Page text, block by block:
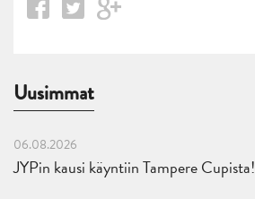
Uusimmat
06.08.2026
JYPin kausi käyntiin Tampere Cupista!